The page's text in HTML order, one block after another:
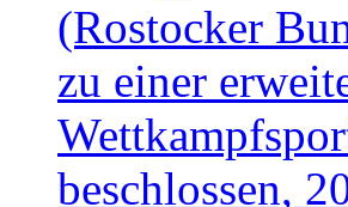
(Rostocker
zu einer
beschlossen,